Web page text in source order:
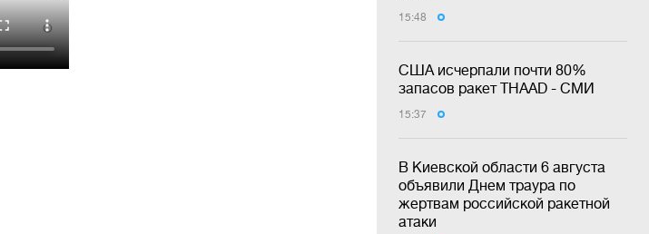
15:48
США исчерпали почти 80%
запасов ракет THAAD - СМИ
15:37
В Киевской области 6 августа
объявили Днем траура по
жертвам российской ракетной
атаки